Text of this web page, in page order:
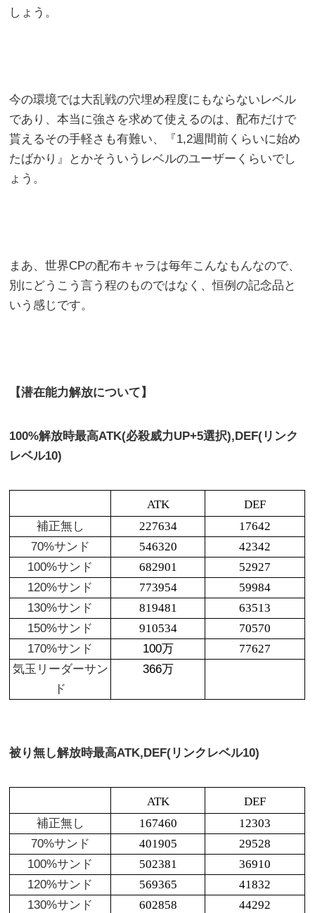
しょう。
今の環境では大乱戦の穴埋め程度にもならないレベル
であり、本当に強さを求めて使えるのは、配布だけで
貰えるその手軽さも有難い、『1,2週間前くらいに始め
たばかり』とかそういうレベルのユーザーくらいでし
ょう。
まあ、世界CPの配布キャラは毎年こんなもんなので、
別にどうこう言う程のものではなく、恒例の記念品と
いう感じです。
【潜在能力解放について】
100%解放時最高ATK(必殺威力UP+5選択),DEF(リンク
レベル10)
ATK
DEF
補正無し
227634
17642
70%サンド
546320
42342
100%サンド
682901
52927
120%サンド
773954
59984
130%サンド
819481
63513
150%サンド
910534
70570
170%サンド
100万
77627
気玉リーダーサン
ド
366万
被り無し解放時最高ATK,DEF(リンクレベル10)
ATK
DEF
補正無し
167460
12303
70%サンド
401905
29528
100%サンド
502381
36910
120%サンド
569365
41832
130%サンド
602858
44292